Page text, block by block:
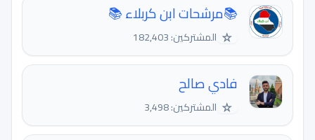
📚مرشحات ابن كربلاء 📚
☆ المشتركين: 182,403
فادي صالح
☆ المشتركين: 3,498